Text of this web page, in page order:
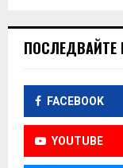
ПОСЛЕДВАЙТЕ
FACEBOOK
YOUTUBE